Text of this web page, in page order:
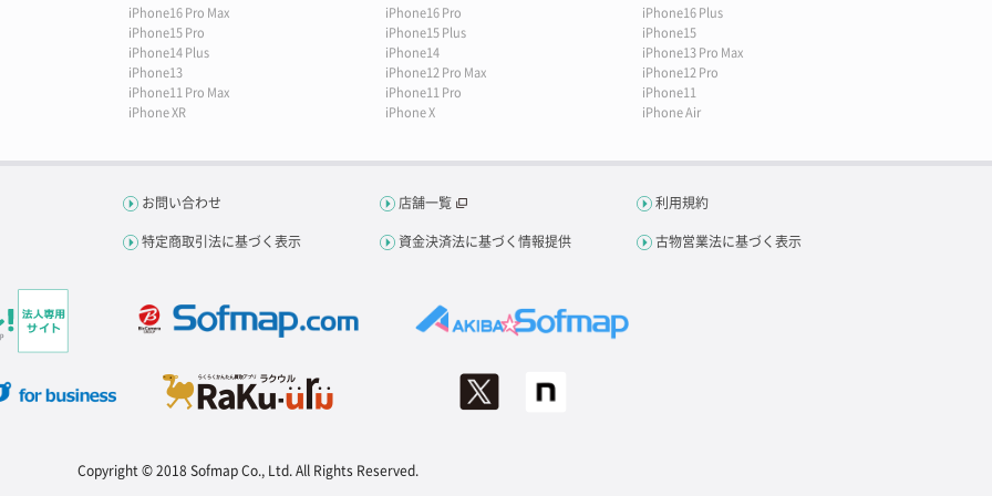
iPhone16 Pro Max
iPhone16 Pro
iPhone16 Plus
iPhone15 Pro
iPhone15 Plus
iPhone15
iPhone14 Plus
iPhone14
iPhone13 Pro Max
iPhone13
iPhone12 Pro Max
iPhone12 Pro
iPhone11 Pro Max
iPhone11 Pro
iPhone11
iPhone XR
iPhone X iPhone Air
お問い合わせ 店舗一覧
利用規約
特定商取引法に基づく表示
資金決済法に基づく情報提供 古物営業法に基づく表示
Copyright © 2018 Sofmap Co., Ltd. All Rights Reserved.